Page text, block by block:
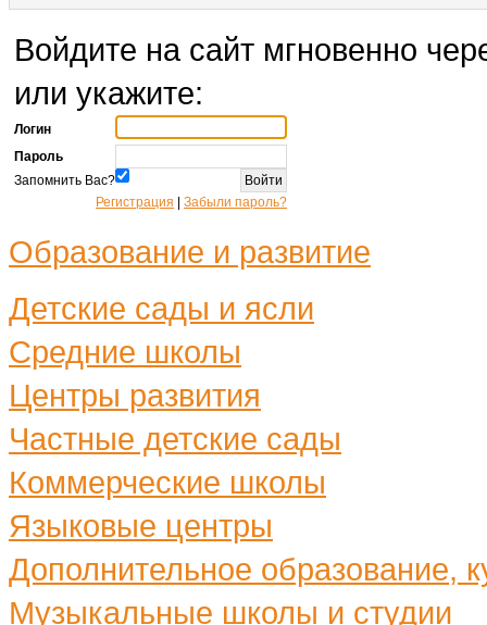
Войдите на сайт мгновенно
или укажите:
Логин
Пароль
Запомнить Вас?
Регистрация
Забыли пароль?
Образование и развитие
Детские сады и ясли
Средние школы
Центры развития
Частные детские сады
Коммерческие школы
Языковые центры
Дополнительное образование,
Музыкальные школы и студии